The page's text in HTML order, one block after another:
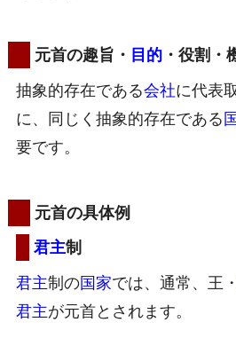
元首の趣旨・ 目的 ・役割・
抽象的存在である会社に代表
に、同じく抽象的存在である
要です。
元首の具体例
君主制
君主制の国家では、通常、王・
君主が元首とされます。